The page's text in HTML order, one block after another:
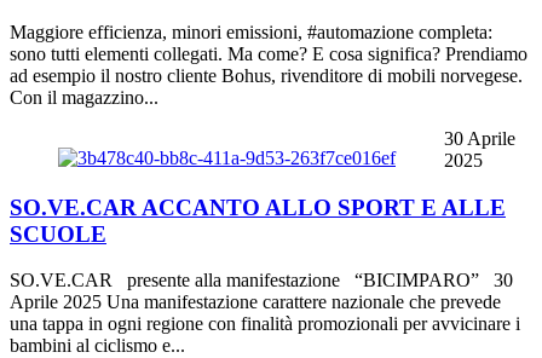
Maggiore efficienza, minori emissioni, #automazione completa:
sono tutti elementi collegati. Ma come? E cosa significa? Prendiamo
ad esempio il nostro cliente Bohus, rivenditore di mobili norvegese.
Con il magazzino...
30 Aprile
2025
SO.VE.CAR ACCANTO ALLO SPORT E ALLE
SCUOLE
SO.VE.CAR presente alla manifestazione “BICIMPARO” 30
Aprile 2025 Una manifestazione carattere nazionale che prevede
una tappa in ogni regione con finalità promozionali per avvicinare i
bambini al ciclismo e...